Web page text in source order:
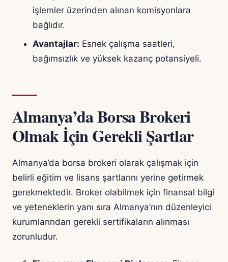
işlemler üzerinden alınan komisyonlara
bağlıdır.
Avantajlar: Esnek çalışma saatleri,
bağımsızlık ve yüksek kazanç potansiyeli.
Almanya’da Borsa Brokeri
Olmak İçin Gerekli Şartlar
Almanya’da borsa brokeri olarak çalışmak için
belirli eğitim ve lisans şartlarını yerine getirmek
gerekmektedir. Broker olabilmek için finansal bilgi
ve yeteneklerin yanı sıra Almanya’nın düzenleyici
kurumlarından gerekli sertifikaların alınması
zorunludur.